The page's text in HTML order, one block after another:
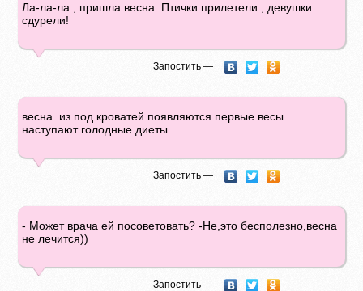
Ла-ла-ла , пришла весна. Птички прилетели , девушки
сдурели!
Запостить —
весна. из под кроватей появляются первые весы....
наступают голодные диеты...
Запостить —
- Может врача ей посоветовать? -Не,это бесполезно,весна
не лечится))
Запостить —